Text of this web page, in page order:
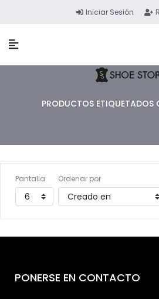
Iniciar Sesión
PRODUCTOS ETIQUETADOS
Pantalla Ordenar por
PONERSE EN CONTACTO